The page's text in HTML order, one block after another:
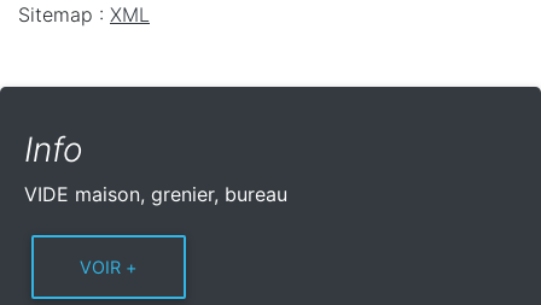
Sitemap : XML
Info
VIDE maison, grenier, bureau